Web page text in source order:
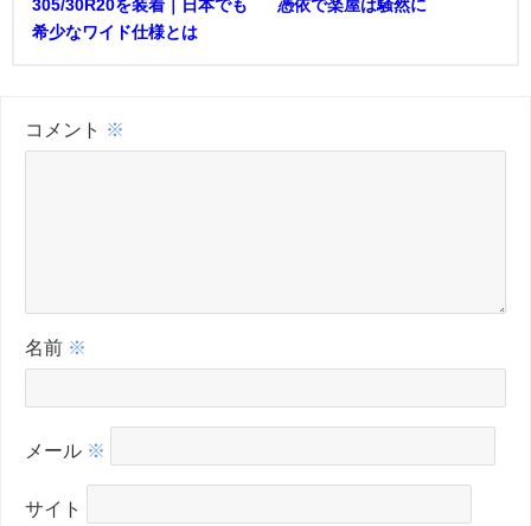
305/30R20を装着｜日本でも
希少なワイド仕様とは
憑依で楽屋は騒然に
コメント ※
名前 ※
メール ※
サイト